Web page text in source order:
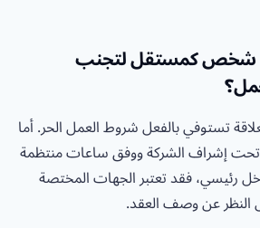
شخص كمستقل لتجنب
تستوفي بالفعل شروط العمل الحر. أما
إشراف الشركة ووفق ساعات منتظمة
رئيسي، فقد تعتبر الجهات المختصة
النظر عن وصف العقد.